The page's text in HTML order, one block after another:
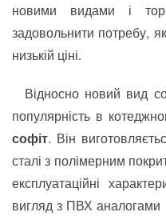
новими видами і
задовольнити потребу,
низькій ціні.
Відносно новий вид
популярність в
софіт. Він
сталі з полімерним
експлуатаційні
вигляд з ПВХ аналогами